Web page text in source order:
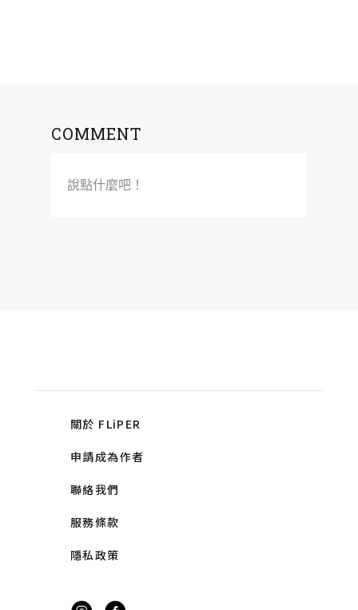
COMMENT
說點什麼吧！
關於 FLiPER
申請成為作者
聯絡我們
服務條款
隱私政策